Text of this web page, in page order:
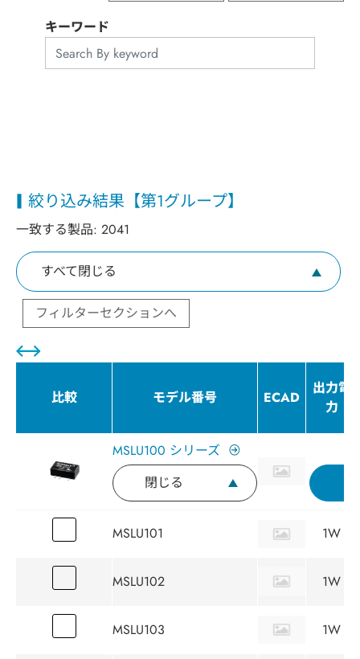
キーワード
絞り込み結果【第1グループ】
一致する製品: 2041
すべて閉じる
フィルターセクションへ
比較 モデル番号 ECAD
出力電
力
MSLU100 シリーズ
閉じる
MSLU101 1W
MSLU102 1W
MSLU103 1W